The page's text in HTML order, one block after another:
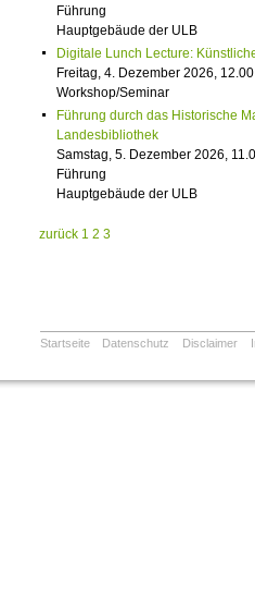
Führung
Hauptgebäude der ULB
Digitale Lunch Lecture:
Freitag, 4. Dezember 2026,
Workshop/Seminar
Führung durch das Historische
Landesbibliothek
Samstag, 5. Dezember 2026,
Führung
Hauptgebäude der ULB
zurück 1 2 3
Startseite Datenschutz Disclaimer